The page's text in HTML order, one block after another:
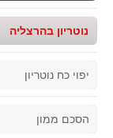
נוטריון בהרצליה
יפוי כח נוטריון
הסכם ממון